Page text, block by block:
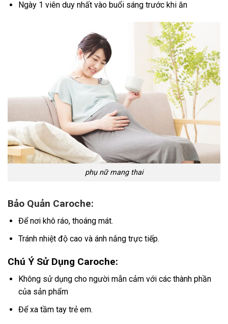
Ngày 1 viên duy nhất vào buổi sáng trước khi ăn
phụ nữ mang thai
Bảo Quản Caroche:
Để nơi khô ráo, thoáng mát.
Tránh nhiệt độ cao và ánh nắng trực tiếp.
Chú Ý Sử Dụng Caroche:
Không sử dụng cho người mẫn cảm với các thành phần
của sản phẩm
Để xa tầm tay trẻ em.